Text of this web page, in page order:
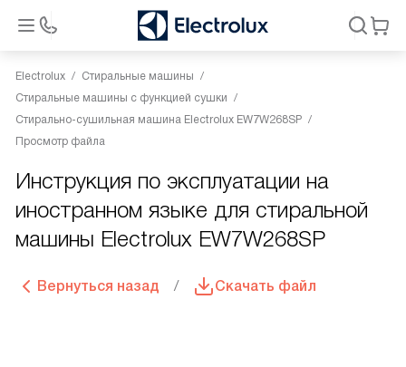
Electrolux
Стиральные машины
Стиральные машины с функцией сушки
Стирально-сушильная машина Electrolux EW7W268SP
Просмотр файла
Инструкция по эксплуатации на
иностранном языке для стиральной
машины Electrolux EW7W268SP
Вернуться назад Скачать файл